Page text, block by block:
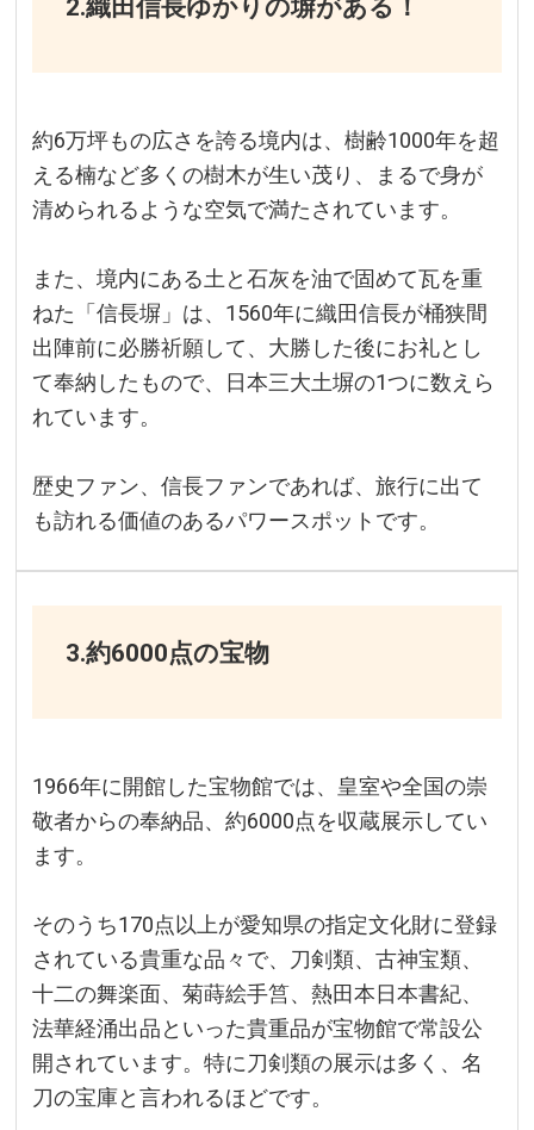
2.織田信長ゆかりの塀がある！
約6万坪もの広さを誇る境内は、樹齢1000年を超
える楠など多くの樹木が生い茂り、まるで身が
清められるような空気で満たされています。
また、境内にある土と石灰を油で固めて瓦を重
ねた「信長塀」は、1560年に織田信長が桶狭間
出陣前に必勝祈願して、大勝した後にお礼とし
て奉納したもので、日本三大土塀の1つに数えら
れています。
歴史ファン、信長ファンであれば、旅行に出て
も訪れる価値のあるパワースポットです。
3.約6000点の宝物
1966年に開館した宝物館では、皇室や全国の崇
敬者からの奉納品、約6000点を収蔵展示してい
ます。
そのうち170点以上が愛知県の指定文化財に登録
されている貴重な品々で、刀剣類、古神宝類、
十二の舞楽面、菊蒔絵手筥、熱田本日本書紀、
法華経涌出品といった貴重品が宝物館で常設公
開されています。特に刀剣類の展示は多く、名
刀の宝庫と言われるほどです。